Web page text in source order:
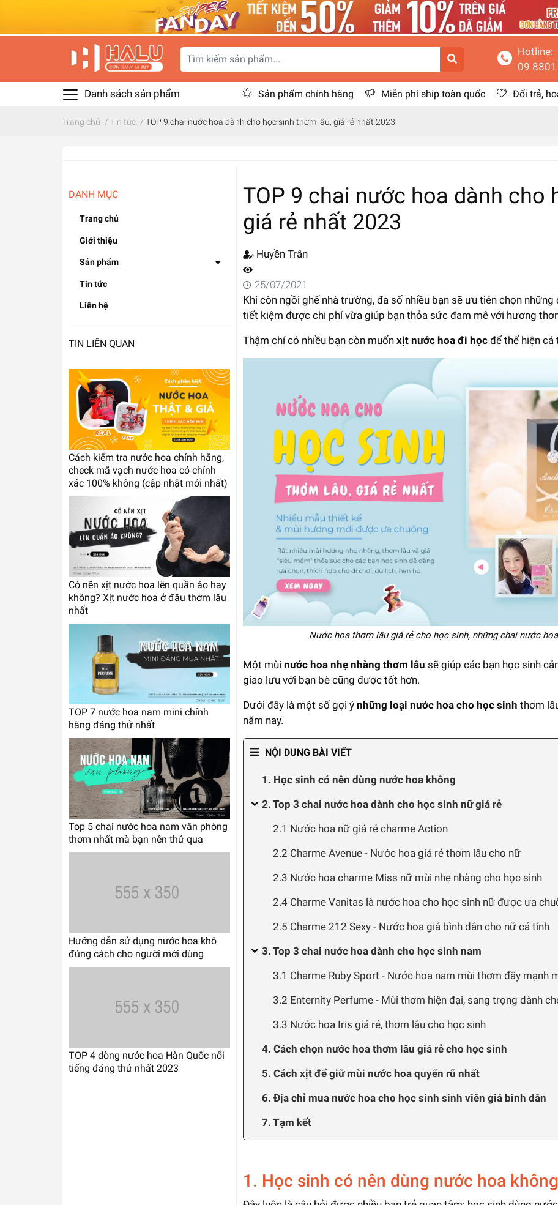
Hotline:
09
Danh sách sản phẩm Sản phẩm chính hãng Miễn phí ship toàn quốc Đổi trả,
Trang chủ / Tin tức / TOP 9 chai nước hoa dành cho học sinh thơm lâu, giá rẻ nhất 2023
DANH MỤC
Trang chủ
Giới thiệu
Sản phẩm
Tin tức
Liên hệ
TIN LIÊN QUAN
Cách kiểm tra nước hoa chính hãng,
check mã vạch nước hoa có chính
xác 100% không (cập nhật mới nhất)
Có nên xịt nước hoa lên quần áo hay
không? Xịt nước hoa ở đâu thơm lâu
nhất
TOP 7 nước hoa nam mini chính
hãng đáng thử nhất
Top 5 chai nước hoa nam văn phòng
thơm nhất mà bạn nên thử qua
Hướng dẫn sử dụng nước hoa khô
đúng cách cho người mới dùng
TOP 4 dòng nước hoa Hàn Quốc nổi
tiếng đáng thử nhất 2023
TOP 9 chai nước hoa dành cho
giá rẻ nhất 2023
Huyền Trân
25/07/2021
Khi còn ngồi ghế nhà trường, đa số nhiều bạn sẽ ưu tiên chọn những
tiết kiệm được chi phí vừa giúp bạn thỏa sức đam mê với hương
Thậm chí có nhiều bạn còn muốn xịt nước hoa đi học để thể hiện cá
Nước hoa thơm lâu giá rẻ cho học sinh, những chai nước
Một mùi nước hoa nhẹ nhàng thơm lâu sẽ giúp các bạn học sinh
giao lưu với bạn bè cũng được tốt hơn.
Dưới đây là một số gợi ý những loại nước hoa cho học sinh thơm
năm nay.
NỘI DUNG BÀI VIẾT
1. Học sinh có nên dùng nước hoa không
2. Top 3 chai nước hoa dành cho học sinh nữ giá rẻ
2.1 Nước hoa nữ giá rẻ charme Action
2.2 Charme Avenue - Nước hoa giá rẻ thơm lâu cho nữ
2.3 Nước hoa charme Miss nữ mùi nhẹ nhàng cho học sinh
2.4 Charme Vanitas là nước hoa cho học sinh nữ được ưa
2.5 Charme 212 Sexy - Nước hoa giá bình dân cho nữ cá tính
3. Top 3 chai nước hoa dành cho học sinh nam
3.1 Charme Ruby Sport - Nước hoa nam mùi thơm đầy mạnh
3.2 Enternity Perfume - Mùi thơm hiện đại, sang trọng dành
3.3 Nước hoa Iris giá rẻ, thơm lâu cho học sinh
4. Cách chọn nước hoa thơm lâu giá rẻ cho học sinh
5. Cách xịt để giữ mùi nước hoa quyến rũ nhất
6. Địa chỉ mua nước hoa cho học sinh sinh viên giá bình dân
7. Tạm kết
1. Học sinh có nên dùng nước hoa không